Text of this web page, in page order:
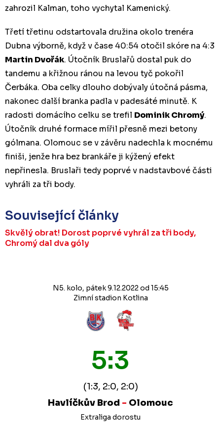
zahrozil Kalman, toho vychytal Kamenický.
Třetí třetinu odstartovala družina okolo trenéra
Dubna výborně, když v čase 40:54 otočil skóre na 4:3
Martin Dvořák. Útočník Bruslařů dostal puk do
tandemu a křižnou ránou na levou tyč pokořil
Čerbáka. Oba celky dlouho dobývaly útočná pásma,
nakonec další branka padla v padesáté minutě. K
radosti domácího celku se trefil Dominik Chromý.
Útočník druhé formace mířil přesně mezi betony
gólmana. Olomouc se v závěru nadechla k mocnému
finiši, jenže hra bez brankáře ji kýžený efekt
nepřinesla. Bruslaři tedy poprvé v nadstavbové části
vyhráli za tři body.
Související články
Skvělý obrat! Dorost poprvé vyhrál za tři body,
Chromý dal dva góly
N5. kolo, pátek 9.12.2022 od 15:45
Zimní stadion Kotlina
5:3
(1:3, 2:0, 2:0)
Havlíčkův Brod - Olomouc
Extraliga dorostu